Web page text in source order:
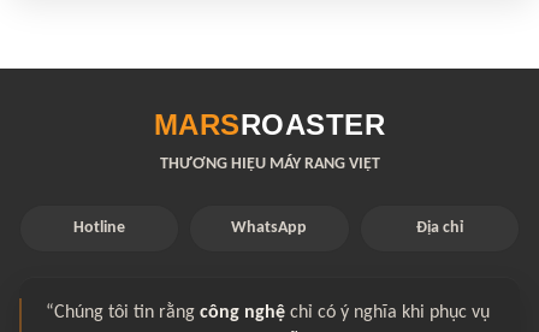
MARSROASTER
THƯƠNG HIỆU MÁY RANG VIỆT
Hotline WhatsApp Địa chỉ
“Chúng tôi tin rằng công nghệ chỉ có ý nghĩa khi phục vụ